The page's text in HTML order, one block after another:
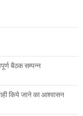
बैठक सम्पन्न
किये जाने का आश्वासन